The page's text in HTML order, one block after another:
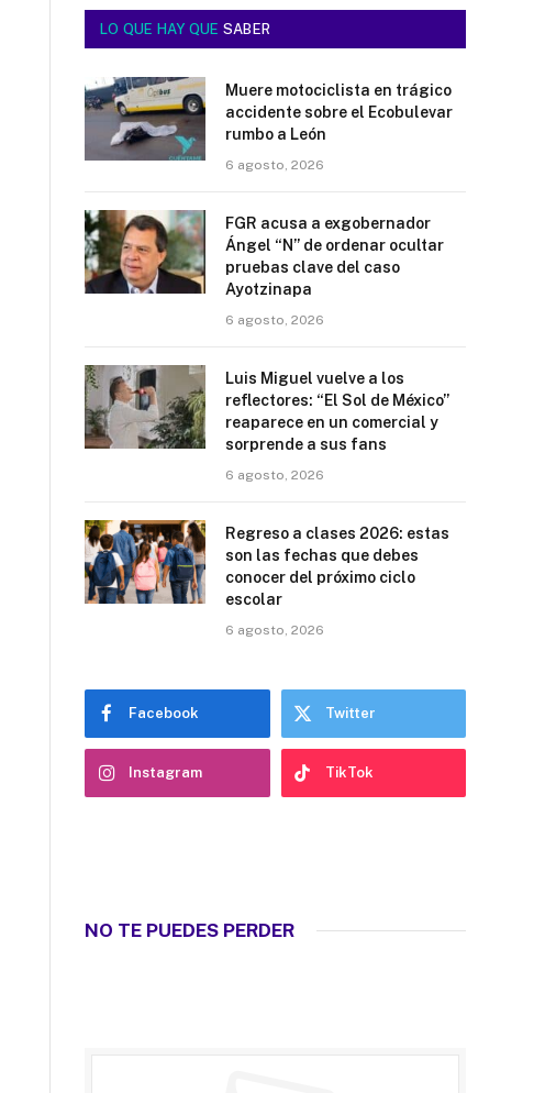
LO QUE HAY QUE SABER
Muere motociclista en trágico
accidente sobre el Ecobulevar
rumbo a León
6 agosto, 2026
FGR acusa a exgobernador
Ángel “N” de ordenar ocultar
pruebas clave del caso
Ayotzinapa
6 agosto, 2026
Luis Miguel vuelve a los
reflectores: “El Sol de México”
reaparece en un comercial y
sorprende a sus fans
6 agosto, 2026
Regreso a clases 2026: estas
son las fechas que debes
conocer del próximo ciclo
escolar
6 agosto, 2026
Facebook Twitter
Instagram TikTok
NO TE PUEDES PERDER